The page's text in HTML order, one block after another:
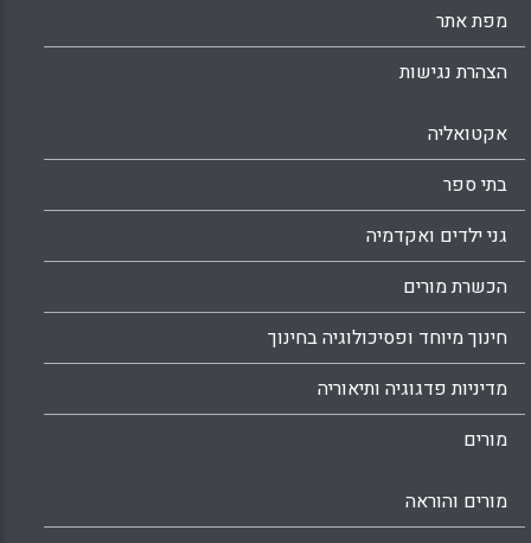
מפת אתר
הצהרת נגישות
אקטואליה
בתי ספר
גני ילדים ואקדמיה
הכשרת מורים
חינוך מיוחד ופסיכולוגיה בחינוך
מדיניות פדגוגיה ותיאוריה
מורים
מורים והוראה